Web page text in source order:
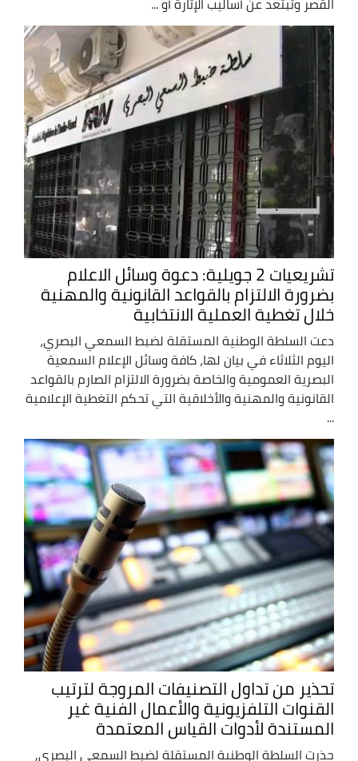
تشريعيات 2 جويلية: دعوة وسائل الاعلام
بضرورة الالتزام بالقواعد القانونية والمهنية
خلال تغطية العملية الانتخابية
دعت السلطة الوطنية المستقلة لضبط السمعي البصري،
اليوم الثلاثاء في بيان لها، كافة وسائل الإعلام السمعية
البصرية العمومية والخاصة بضرورة الالتزام الصارم بالقواعد
القانونية والمهنية والأخلاقية التي تحكم التغطية الإعلامية
تحذير من تداول التصنيفات المروجة لترتيب
القنوات التلفزيونية والأعمال الفنية غير
المستندة لأدوات القياس المعتمدة
حذرت السلطة الوطنية المستقلة لضبط السمعي البصري,